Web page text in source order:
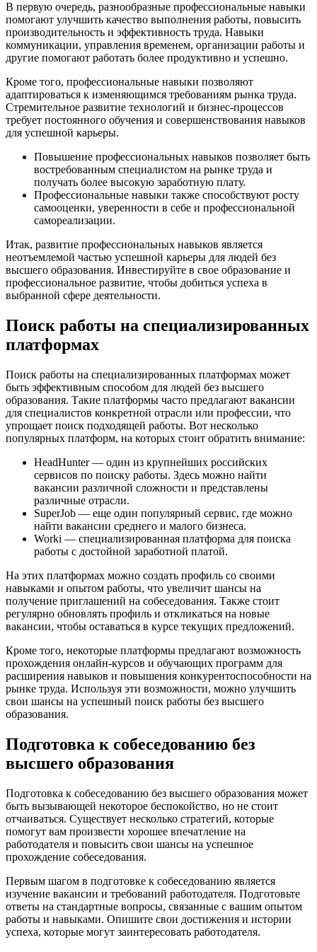
В первую очередь, разнообразные профессиональные навыки
помогают улучшить качество выполнения работы, повысить
производительность и эффективность труда. Навыки
коммуникации, управления временем, организации работы и
другие помогают работать более продуктивно и успешно.
Кроме того, профессиональные навыки позволяют
адаптироваться к изменяющимся требованиям рынка труда.
Стремительное развитие технологий и бизнес-процессов
требует постоянного обучения и совершенствования навыков
для успешной карьеры.
Повышение профессиональных навыков позволяет быть
востребованным специалистом на рынке труда и
получать более высокую заработную плату.
Профессиональные навыки также способствуют росту
самооценки, уверенности в себе и профессиональной
самореализации.
Итак, развитие профессиональных навыков является
неотъемлемой частью успешной карьеры для людей без
высшего образования. Инвестируйте в свое образование и
профессиональное развитие, чтобы добиться успеха в
выбранной сфере деятельности.
Поиск работы на специализированных
платформах
Поиск работы на специализированных платформах может
быть эффективным способом для людей без высшего
образования. Такие платформы часто предлагают вакансии
для специалистов конкретной отрасли или профессии, что
упрощает поиск подходящей работы. Вот несколько
популярных платформ, на которых стоит обратить внимание:
HeadHunter — один из крупнейших российских
сервисов по поиску работы. Здесь можно найти
вакансии различной сложности и представлены
различные отрасли.
SuperJob — еще один популярный сервис, где можно
найти вакансии среднего и малого бизнеса.
Worki — специализированная платформа для поиска
работы с достойной заработной платой.
На этих платформах можно создать профиль со своими
навыками и опытом работы, что увеличит шансы на
получение приглашений на собеседования. Также стоит
регулярно обновлять профиль и откликаться на новые
вакансии, чтобы оставаться в курсе текущих предложений.
Кроме того, некоторые платформы предлагают возможность
прохождения онлайн-курсов и обучающих программ для
расширения навыков и повышения конкурентоспособности на
рынке труда. Используя эти возможности, можно улучшить
свои шансы на успешный поиск работы без высшего
образования.
Подготовка к собеседованию без
высшего образования
Подготовка к собеседованию без высшего образования может
быть вызывающей некоторое беспокойство, но не стоит
отчаиваться. Существует несколько стратегий, которые
помогут вам произвести хорошее впечатление на
работодателя и повысить свои шансы на успешное
прохождение собеседования.
Первым шагом в подготовке к собеседованию является
изучение вакансии и требований работодателя. Подготовьте
ответы на стандартные вопросы, связанные с вашим опытом
работы и навыками. Опишите свои достижения и истории
успеха, которые могут заинтересовать работодателя.